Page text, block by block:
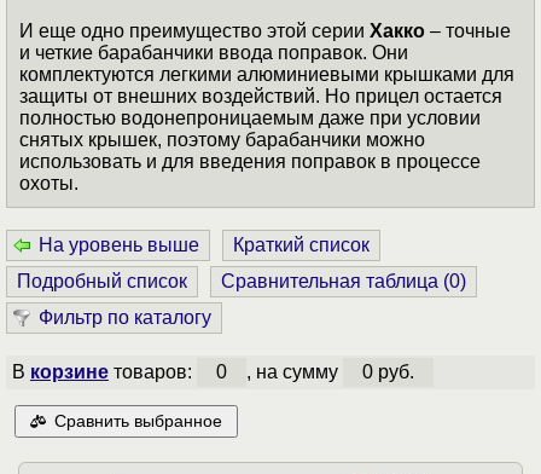
И еще одно преимущество этой серии Хакко – точные
и четкие барабанчики ввода поправок. Они
комплектуются легкими алюминиевыми крышками для
защиты от внешних воздействий. Но прицел остается
полностью водонепроницаемым даже при условии
снятых крышек, поэтому барабанчики можно
использовать и для введения поправок в процессе
охоты.
На уровень выше
Краткий список
Подробный список
Сравнительная таблица (0)
Фильтр по каталогу
В корзинетоваров: 0 , на сумму 0 руб.
Сравнить выбранное